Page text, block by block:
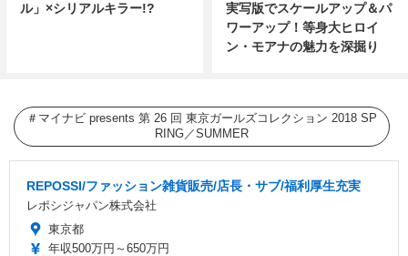
ル」×シリアルキラー!?
実写版でスケールアップ＆パ
ワーアップ！等身大ヒロイ
ン・モアナの魅力を深掘り
マイナビ presents 第 26 回 東京ガールズコレクション 2018 SP
RING／SUMMER
REPOSSI/ファッション雑貨販売/店長・サブ/福利厚生充実
レポシジャパン株式会社
東京都
年収500万円～650万円